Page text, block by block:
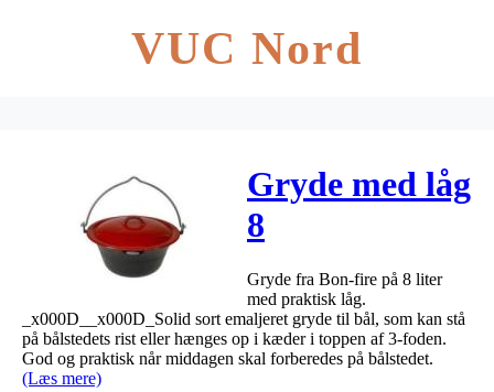
VUC Nord
Gryde med låg
8
Gryde fra Bon-fire på 8 liter
med praktisk låg.
_x000D__x000D_Solid sort emaljeret gryde til bål, som kan stå
på bålstedets rist eller hænges op i kæder i toppen af 3-foden.
God og praktisk når middagen skal forberedes på bålstedet.
(Læs mere)